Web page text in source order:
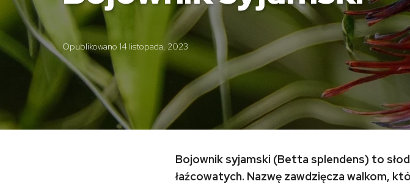
Opublikowano 14 listopada, 2023
Bojownik syjamski (Betta splendens) to
łaźcowatych. Nazwę zawdzięcza walkom,